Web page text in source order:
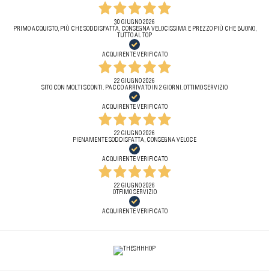
30 GIUGNO 2026
PRIMO ACQUISTO, PIÙ CHE SODDISFATTA, CONSEGNA VELOCISSIMA E PREZZO PIÙ CHE BUONO,
TUTTO AL TOP
ACQUIRENTE VERIFICATO
22 GIUGNO 2026
SITO CON MOLTI SCONTI. PACCO ARRIVATO IN 2 GIORNI. OTTIMO SERVIZIO
ACQUIRENTE VERIFICATO
22 GIUGNO 2026
PIENAMENTE SODDISFATTA, CONSEGNA VELOCE
ACQUIRENTE VERIFICATO
22 GIUGNO 2026
OTFIMO SERVIZIO
ACQUIRENTE VERIFICATO